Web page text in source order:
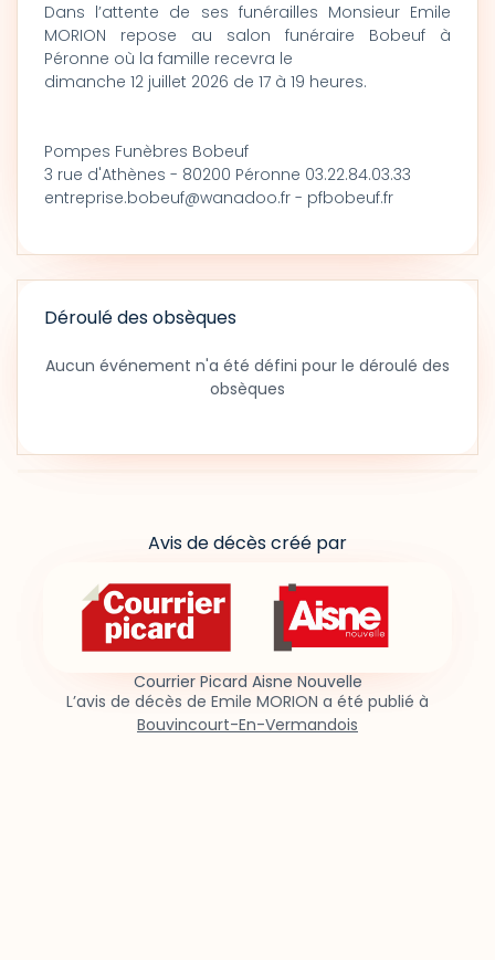
Dans l’attente de ses funérailles Monsieur Emile
MORION repose au salon funéraire Bobeuf à
Péronne où la famille recevra le
dimanche 12 juillet 2026 de 17 à 19 heures.
Pompes Funèbres Bobeuf
3 rue d'Athènes - 80200 Péronne 03.22.84.03.33
entreprise.bobeuf@wanadoo.fr - pfbobeuf.fr
Déroulé des obsèques
Aucun événement n'a été défini pour le déroulé des
obsèques
Avis de décès créé par
Courrier Picard Aisne Nouvelle
L’avis de décès de Emile MORION a été publié à
Bouvincourt-En-Vermandois